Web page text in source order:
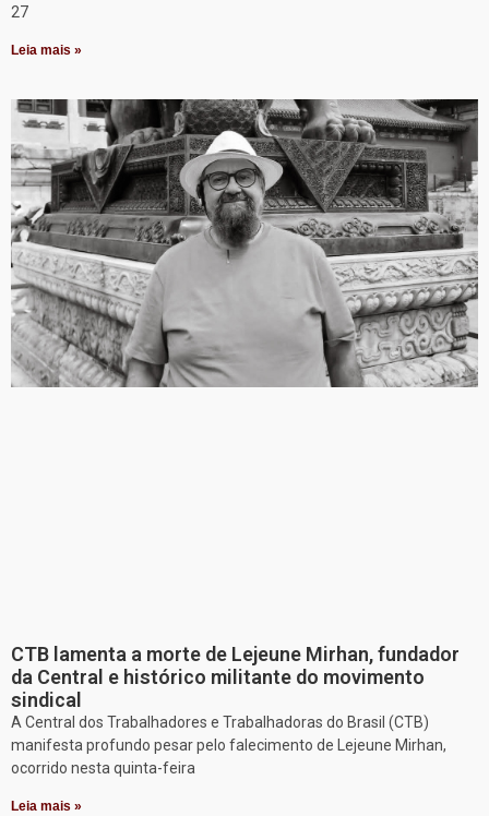
27
Leia mais »
CTB lamenta a morte de Lejeune Mirhan, fundador
da Central e histórico militante do movimento
sindical
A Central dos Trabalhadores e Trabalhadoras do Brasil (CTB)
manifesta profundo pesar pelo falecimento de Lejeune Mirhan,
ocorrido nesta quinta-feira
Leia mais »